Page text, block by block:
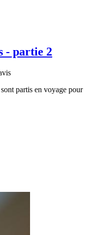
- partie 2
partis en voyage pour